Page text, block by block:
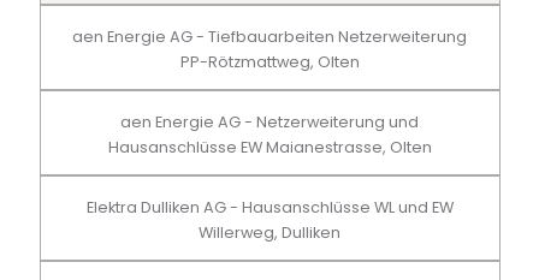
aen Energie AG - Tiefbauarbeiten Netzerweiterung
PP-Rötzmattweg, Olten
aen Energie AG - Netzerweiterung und
Hausanschlüsse EW Maianestrasse, Olten
Elektra Dulliken AG - Hausanschlüsse WL und EW
Willerweg, Dulliken